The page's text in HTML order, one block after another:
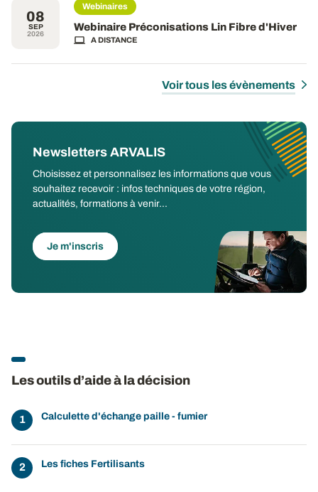
08
SEP
2026
Webinaires
Webinaire Préconisations Lin Fibre d'Hiver
A DISTANCE
Voir tous les évènements
Newsletters ARVALIS
Choisissez et personnalisez les informations que vous
souhaitez recevoir : infos techniques de votre région,
actualités, formations à venir...
Je m'inscris
Les outils d’aide à la décision
Calculette d'échange paille - fumier
Les fiches Fertilisants